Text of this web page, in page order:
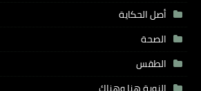
أصل الحكاية
الصحة
الطقس